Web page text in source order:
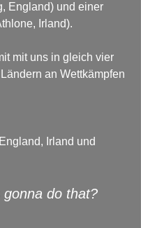
England) und einer
Irland).
mit uns in gleich vier
an Wettkämpfen
Irland und
gonna do that?